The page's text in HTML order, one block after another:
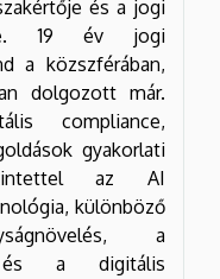
és a jogi
19 év jogi
a közszférában,
dolgozott már.
compliance,
gyakorlati
az AI
különböző
a
és a digitális